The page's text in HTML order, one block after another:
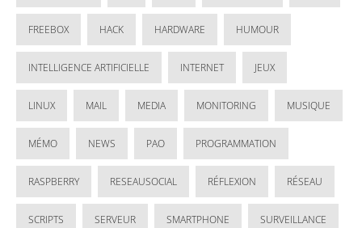
FREEBOX HACK HARDWARE HUMOUR
INTELLIGENCE ARTIFICIELLE INTERNET JEUX
LINUX MAIL MEDIA MONITORING MUSIQUE
MÉMO NEWS PAO PROGRAMMATION
RASPBERRY RESEAUSOCIAL RÉFLEXION RÉSEAU
SCRIPTS SERVEUR SMARTPHONE SURVEILLANCE